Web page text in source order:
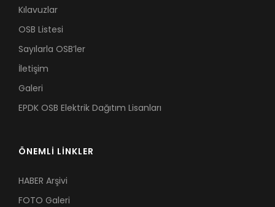
Kılavuzlar
OSB Listesi
Sayılarla OSB’ler
İletişim
Galeri
EPDK OSB Elektrik Dağıtım Lisanları
ÖNEMLİ LİNKLER
HABER Arşivi
FOTO Galeri